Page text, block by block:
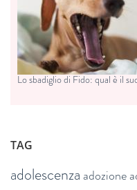
Lo sbadiglio di Fido: qual è il
TAG
adolescenza adozione